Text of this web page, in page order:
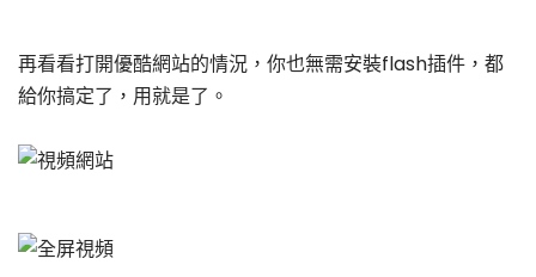
再看看打開優酷網站的情況，你也無需安裝flash插件，都
給你搞定了，用就是了。